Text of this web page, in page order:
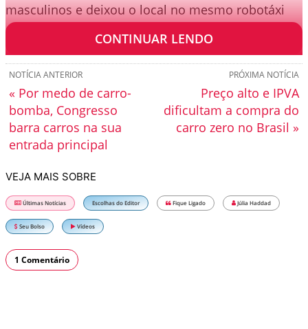
masculinos e deixou o local no mesmo robotáxi
que o havia transportado até o endereço.
CONTINUAR LENDO
PRÓXIMA NOTÍCIA
Preço alto e IPVA
dificultam a compra do
carro zero no Brasil »
NOTÍCIA ANTERIOR
« Por medo de carro-
bomba, Congresso
barra carros na sua
entrada principal
VEJA MAIS SOBRE
Últimas Notícias Escolhas do Editor Fique Ligado Júlia Haddad
Seu Bolso Vídeos
1 Comentário